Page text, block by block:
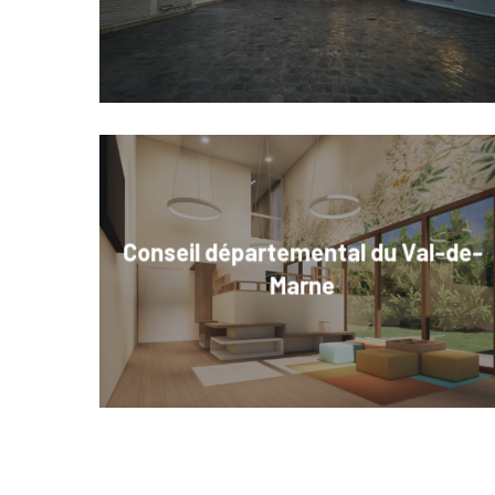
Conseil départemental du Val-de-
Marne